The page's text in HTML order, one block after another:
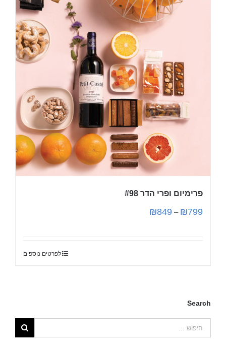
פרימיום ופרי הדר #98
₪799
–
₪849
לפרטים נוספים
Search